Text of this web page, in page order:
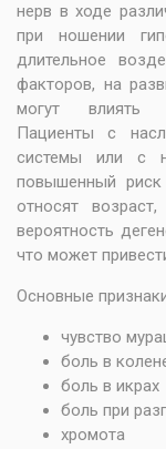
нерв в ходе
при ношении
длительное
факторов, на
могут влиять
Пациенты с
системы или с
повышенный
относят
вероятность
что может
Основные
чувство
боль в
боль в икрах
боль при
хромота